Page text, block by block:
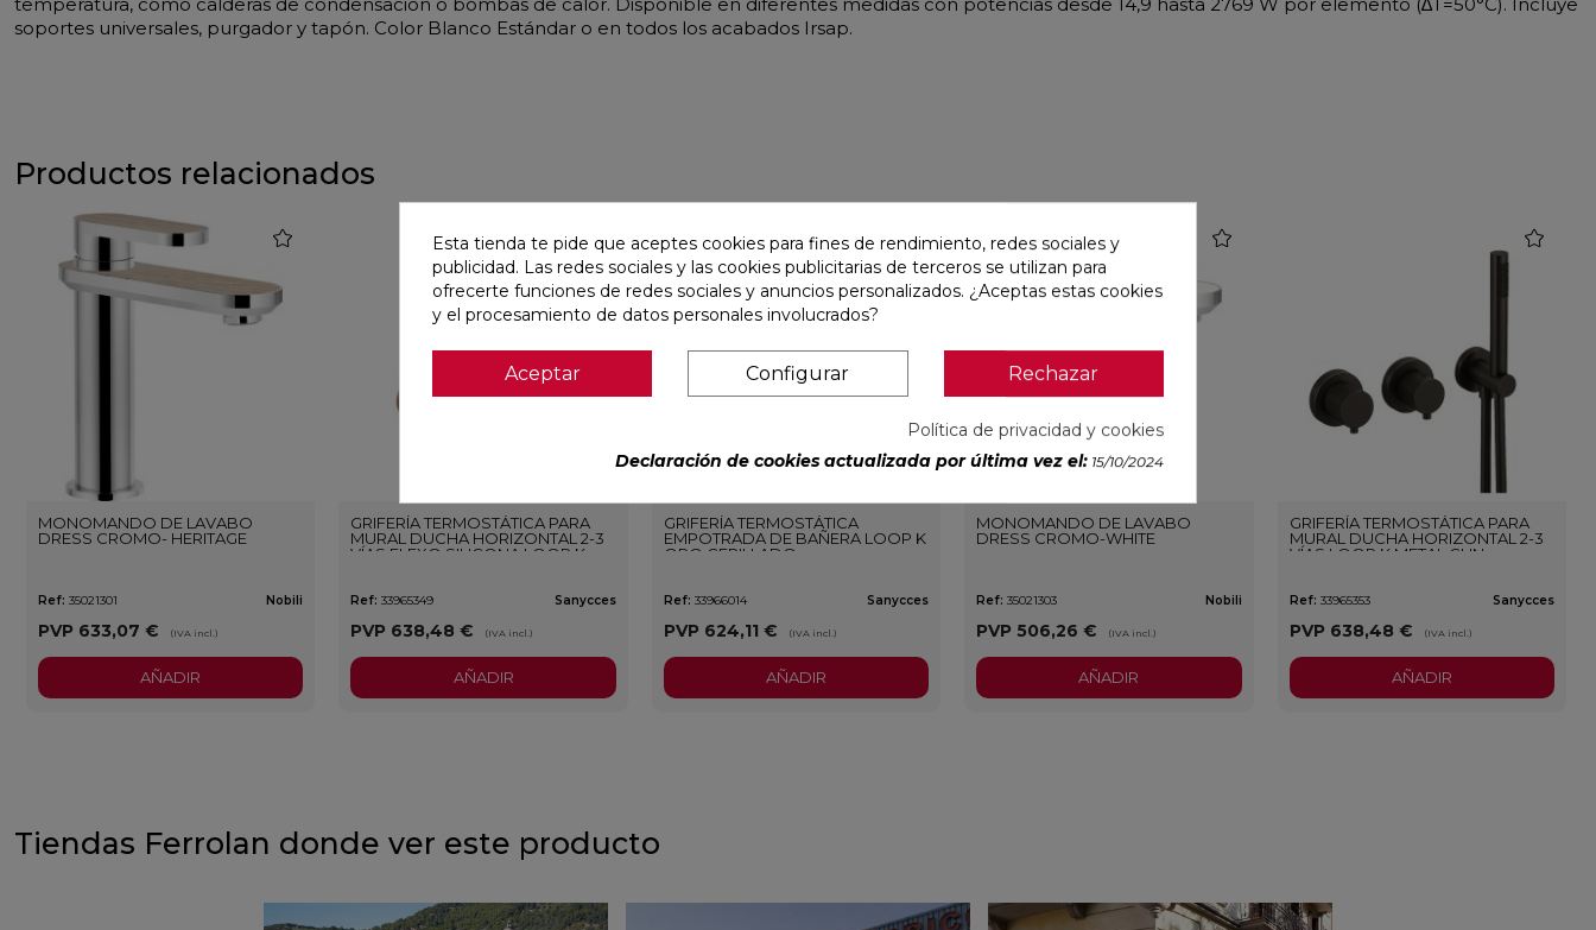
soportes universales, purgador y tapón. Color Blanco Estándar o en todos los acabados Irsap.
Productos relacionados
MONOMANDO DE LAVABO
DRESS CROMO- HERITAGE
Ref: 35021301 Nobili
PVP 633,07 € (IVA incl.)
AÑADIR
GRIFERÍA TERMOSTÁTICA PARA
MURAL DUCHA HORIZONTAL 2-3
VÍAS FLEXO SILICONA LOOP K
Ref: 33965349 Sanycces
PVP 638,48 € (IVA incl.)
favorite
AÑADIR
GRIFERÍA TERMOSTÁTICA
EMPOTRADA DE BAÑERA LOOP K
ORO CEPILLADO
Ref: 33966014 Sanycces
PVP 624,11 € (IVA incl.)
favorite
AÑADIR
MONOMANDO DE LAVABO
DRESS CROMO-WHITE
Ref: 35021303 Nobili
PVP 506,26 € (IVA incl.)
favorite
AÑADIR
GRIFERÍA TERMOSTÁTICA PARA
MURAL DUCHA HORIZONTAL 2-3
VÍAS LOOP K METAL GUN
Ref: 33965353 Sanycces
PVP 638,48 € (IVA incl.)
AÑADIR
Tiendas Ferrolan donde ver este producto
Esta tienda te pide que aceptes cookies para fines de rendimiento, redes sociales y
publicidad. Las redes sociales y las cookies publicitarias de terceros se utilizan para
ofrecerte funciones de redes sociales y anuncios personalizados. ¿Aceptas estas cookies
y el procesamiento de datos personales involucrados?
Aceptar Configurar Rechazar
Política de privacidad y cookies
Declaración de cookies actualizada por última vez el: 15/10/2024